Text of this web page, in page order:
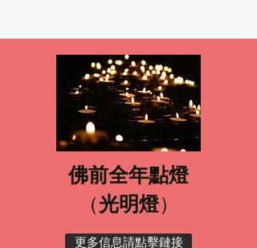
佛前全年點燈
（光明燈）
更多信息請點擊鏈接